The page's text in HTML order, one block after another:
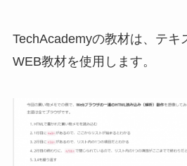
TechAcademyの教材は、テキ
WEB教材を使用します。